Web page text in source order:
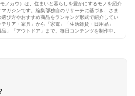
ノカウ）は、住まいと暮らしを豊かにするモノを紹介
マガジンです。編集部独自のリサーチに基づき、さま
選び方やおすすめ商品をランキング形式で紹介してい
テリア・家具」から「家電」「生活雑貨・日用品」
品」「アウトドア」まで、毎日コンテンツを制作中。